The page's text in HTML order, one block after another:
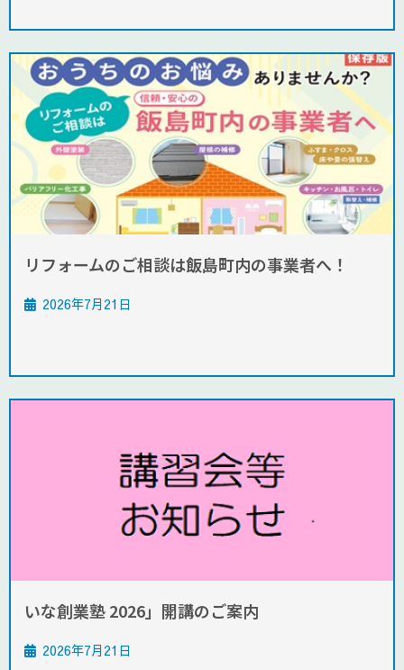
リフォームのご相談は飯島町内の事業者へ！
2026年7月21日
いな創業塾 2026」開講のご案内
2026年7月21日